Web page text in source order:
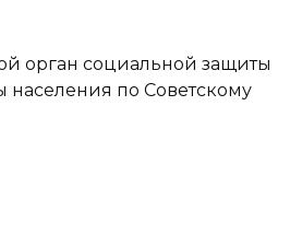
орган социальной защиты
населения по Советскому